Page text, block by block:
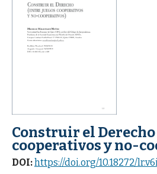
Construir el
cooperativos y no-
DOI:https://doi.org/10.18272/